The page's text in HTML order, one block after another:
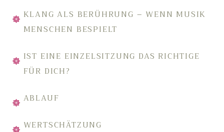
KLANG ALS BERÜHRUNG – WENN MUSIK
MENSCHEN BESPIELT
IST EINE EINZELSITZUNG DAS RICHTIGE
FÜR DICH?
ABLAUF
WERTSCHÄTZUNG